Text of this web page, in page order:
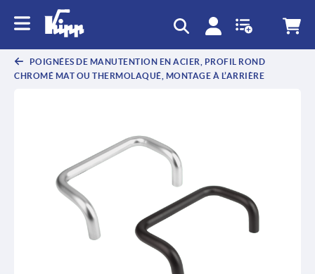
POIGNÉES DE MANUTENTION EN ACIER, PROFIL ROND
CHROMÉ MAT OU THERMOLAQUÉ, MONTAGE À L’ARRIÈRE